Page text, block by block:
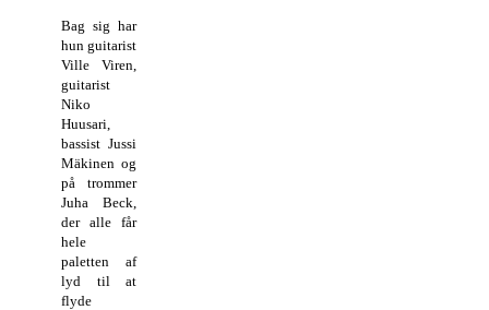
Bag sig har
hun guitarist
Ville Viren,
guitarist
Niko
Huusari,
bassist Jussi
Mäkinen og
på trommer
Juha Beck,
der alle får
hele
paletten af
lyd til at
flyde